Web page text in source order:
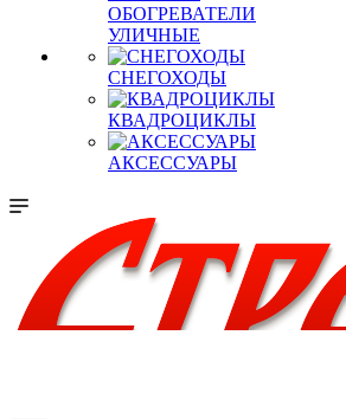
ОБОГРЕВАТЕЛИ
УЛИЧНЫЕ
СНЕГОХОДЫ
КВАДРОЦИКЛЫ
АКСЕССУАРЫ